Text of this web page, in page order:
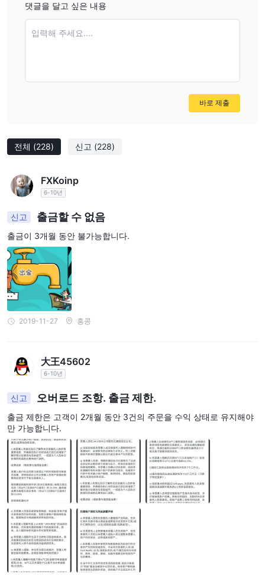
전체 (228) 신고 (228)
FXKoinp
6-10년
신고 출금할 수 없음
출금이 3개월 동안 불가능합니다.
2019-11-27 홍콩
大王45602
6-10년
신고 오버로드 조항. 출금 제한.
출금 제한은 고객이 2개월 동안 3건의 주문을 수익 상태로 유지해야
만 가능합니다.
댓글을 달고 싶은 내용
입력해 주세요....
바로 제출